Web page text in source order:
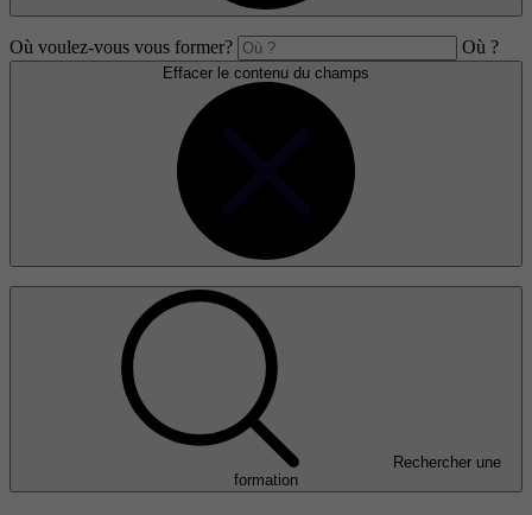
Où voulez-vous vous former? Où ?
Effacer le contenu du champs
Rechercher une
formation